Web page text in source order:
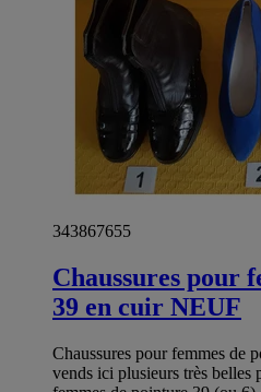
343867655
Chaussures pour
39 en cuir NEUF
Chaussures pour femmes de
vends ici plusieurs très belles